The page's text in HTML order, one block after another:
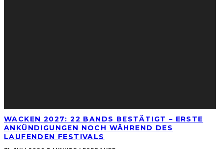
WACKEN 2027: 22 BANDS BESTÄTIGT – ERSTE
ANKÜNDIGUNGEN NOCH WÄHREND DES
LAUFENDEN FESTIVALS